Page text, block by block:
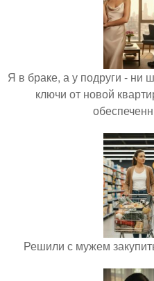
Я в браке, а у подруги - ни
ключи от новой
Решили с мужем